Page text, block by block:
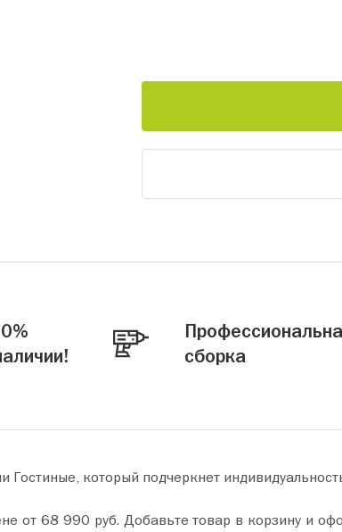
сборка
который подчеркнет
за пару минут. Сделайте ваш